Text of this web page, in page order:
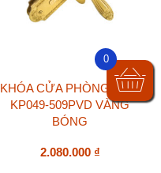
KHÓA CỬA PHÒNG NGỦ
KP049-509PVD VÀNG
BÓNG
2.080.000 ₫
0